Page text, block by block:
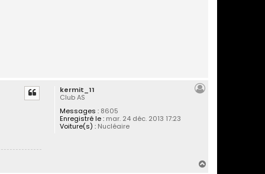
kermit_11
Club AS
Messages :8605
Enregistré le :mar. 24 déc. 2013 17:23
Voiture(s) :Nucléaire